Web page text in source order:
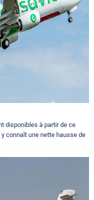
disponibles à partir de ce
connaît une nette hausse de